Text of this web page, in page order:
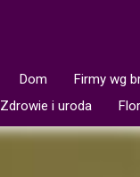
Dom Firmy wg
Zdrowie i uroda